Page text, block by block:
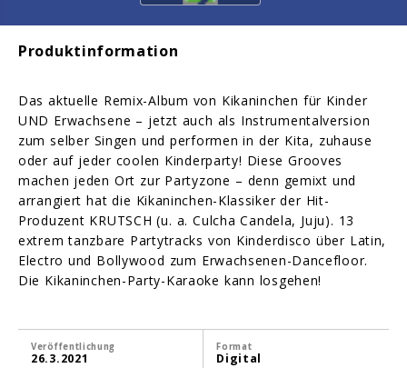
Produktinformation
Das aktuelle Remix-Album von Kikaninchen für Kinder
UND Erwachsene – jetzt auch als Instrumentalversion
zum selber Singen und performen in der Kita, zuhause
oder auf jeder coolen Kinderparty! Diese Grooves
machen jeden Ort zur Partyzone – denn gemixt und
arrangiert hat die Kikaninchen-Klassiker der Hit-
Produzent KRUTSCH (u. a. Culcha Candela, Juju). 13
extrem tanzbare Partytracks von Kinderdisco über Latin,
Electro und Bollywood zum Erwachsenen-Dancefloor.
Die Kikaninchen-Party-Karaoke kann losgehen!
Veröffentlichung
26.3.2021
Format
Digital